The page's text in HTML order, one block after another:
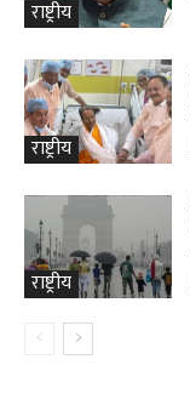
राष्ट्रीय
राष्ट्रीय
राष्ट्रीय